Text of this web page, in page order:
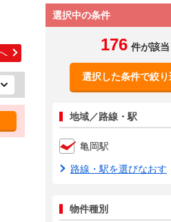
選択中の条件
176 件が該当
選択した条件で絞り
地域／路線・駅
亀岡駅
路線・駅を選びなおす
物件種別